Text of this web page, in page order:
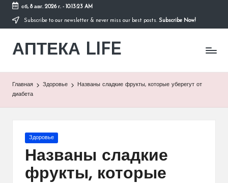
Перейти
содержимому
сб, 8 авг. 2026 г.- 10:13:23 AM
Subscribe to our newsletter & never miss our best posts. Subscribe Now!
АПТЕКА LIFE
сайт
здоровом
Главная Здоровье
Названы сладкие фрукты, которые уберегут от
диабета
Опубликовано
Здоровье
Названы сладкие
фрукты, которые